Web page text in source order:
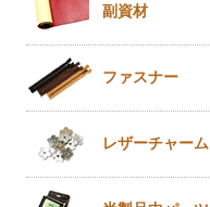
副資材
ファスナー
レザーチャーム